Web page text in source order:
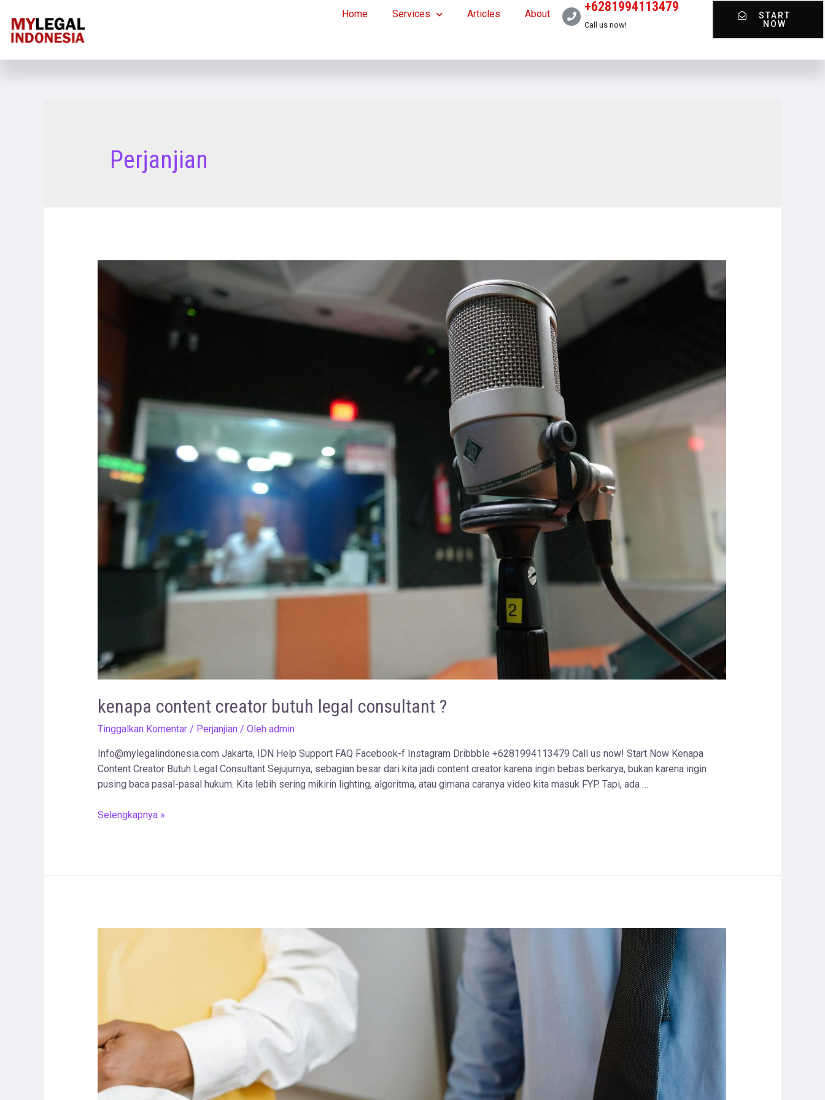
Home Services Articles About +6281994113479
Call us now!
START
NOW
Perjanjian
kenapa content creator butuh legal consultant ?
Tinggalkan Komentar / Perjanjian/ Oleh admin
Info@mylegalindonesia.com Jakarta, IDN Help Support FAQ Facebook-f Instagram Dribbble +6281994113479 Call us now! Start Now Kenapa
Content Creator Butuh Legal Consultant Sejujurnya, sebagian besar dari kita jadi content creator karena ingin bebas berkarya, bukan karena ingin
pusing baca pasal-pasal hukum. Kita lebih sering mikirin lighting, algoritma, atau gimana caranya video kita masuk FYP. Tapi, ada …
Selengkapnya »